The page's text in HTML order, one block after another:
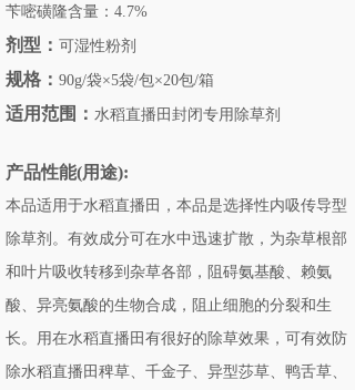
苄嘧磺隆含量：4.7%
剂型： 可湿性粉剂
规格： 90g/袋×5袋/包×20包/箱
适用范围： 水稻直播田封闭专用除草剂
产品性能(用途):
本品适用于水稻直播田，本品是选择性内吸传导型
除草剂。有效成分可在水中迅速扩散，为杂草根部
和叶片吸收转移到杂草各部，阻碍氨基酸、赖氨
酸、异亮氨酸的生物合成，阻止细胞的分裂和生
长。用在水稻直播田有很好的除草效果，可有效防
除水稻直播田稗草、千金子、异型莎草、鸭舌草、